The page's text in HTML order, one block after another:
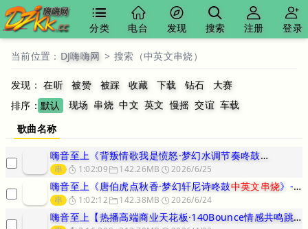
分类 电台 发现 搜索 注册 登录
当前位置： DJ嗨嗨网 > 搜索（中英文串烧）
发现： 在听 被赞 被踩 收藏 下载 钻石
大赛
排序：默认 现场 串烧 中文 英文 慢摇 交谊 车载
歌曲名称
嗨音至上《背叛情歌我是愤怒·梦幻水调节奏咚鼓
中英文串
串 1:02:09 142.26MB 2026/6/25
嗨音至上《唐伯虎点秋香·梦幻轩尼诗咚鼓中英文串烧》-DJ小飞
串 1:02:12 142.38MB 2026/6/24
嗨音至上【热播高端商业天花板·140Bounce情感共鸣跳舞律动中